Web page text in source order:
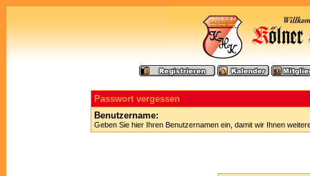
Passwort vergessen
Benutzername:
Geben Sie hier Ihren Benutzernamen ein, damit wir Ihnen